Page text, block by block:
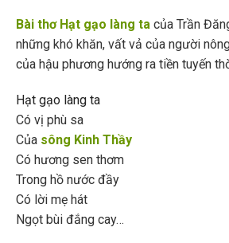
Bài thơ Hạt gạo làng ta của Trần
những khó khăn, vất vả của người
của hậu phương hướng ra tiền tuyến
Hạt gạo làng ta
Có vị phù sa
Của sông Kinh Thầy
Có hương sen thơm
Trong hồ nước đầy
Có lời mẹ hát
Ngọt bùi đắng cay…